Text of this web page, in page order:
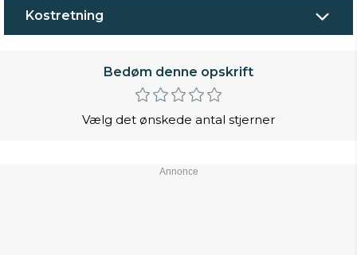
Kostretning
Bedøm denne opskrift
Vælg det ønskede antal stjerner